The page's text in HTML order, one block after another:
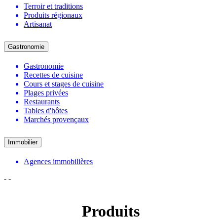
Terroir et traditions
Produits régionaux
Artisanat
Gastronomie
Gastronomie
Recettes de cuisine
Cours et stages de cuisine
Plages privées
Restaurants
Tables d'hôtes
Marchés provençaux
Immobilier
Agences immobilières
- -
Produits